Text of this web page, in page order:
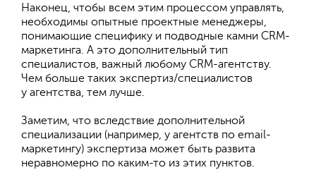
Наконец, чтобы всем этим процессом управлять,
необходимы опытные проектные менеджеры,
понимающие специфику и подводные камни CRM-
маркетинга. А это дополнительный тип
специалистов, важный любому CRM-агентству.
Чем больше таких экспертиз/специалистов
у агентства, тем лучше.
Заметим, что вследствие дополнительной
специализации (например, у агентств по email-
маркетингу) экспертиза может быть развита
неравномерно по каким-то из этих пунктов.